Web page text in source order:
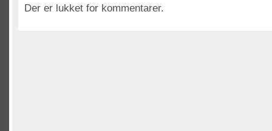
Der er lukket for kommentarer.